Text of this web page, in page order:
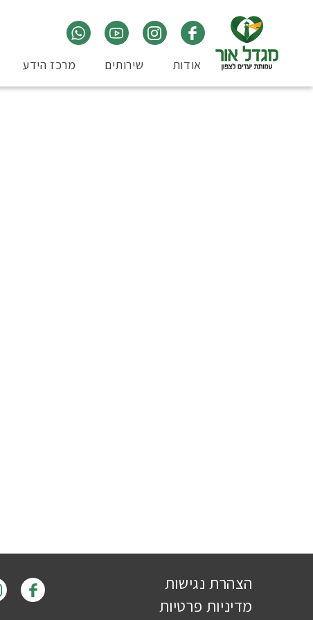
אודות שירותים מרכז הידע
הצהרת נגישות
מדיניות פרטיות